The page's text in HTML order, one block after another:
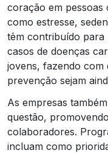
coração em pessoas
como estresse,
têm contribuído
casos de doenças
jovens, fazendo com
prevenção sejam
As empresas
questão,
colaboradores.
incluam como